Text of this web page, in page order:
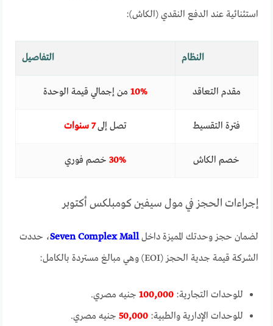
استثنائية عند الدفع النقدي (الكاش):
النظام التفاصيل
مقدم التعاقد 10% من إجمالي قيمة الوحدة
فترة التقسيط تصل إلى7 سنوات
خصم الكاش 30% خصم فوري
إجراءات الحجز في مول سيفين كومبلكس أكتوبر
لضمان حجز وحدتك المميزة داخلSeven Complex Mall، حددت
الشركة قيمة جدية الحجز (EOI) وهي مبالغ مستردة بالكامل:
للوحدات التجارية:100,000 جنيه مصري.
للوحدات الإدارية والطبية:50,000 جنيه مصري.